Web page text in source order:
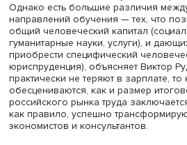
заведения. В итоге выпускники
зарабатывают на 23–30%
самыми низкими показателями.
выступать, например, средний
показывают исследования,
приносит отдачу в заработной
Кроме того, зарплата, которую
вузов России, отличается
На отдачу от образования